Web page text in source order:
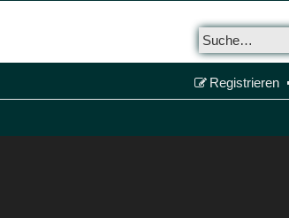
Registrieren